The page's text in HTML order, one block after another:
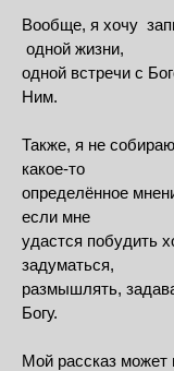
Вообще, я хочу
одной жизни,
одной встречи с
Ним.
Также, я не
какое-то
определённое
если мне
удастся побудить
задуматься,
размышлять,
Богу.
Мой рассказ может